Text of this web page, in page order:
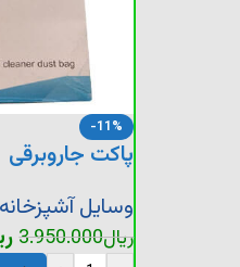
-11%
پاکت جاروبرقی
وسایل آشپزخانه
ریال3.950.000